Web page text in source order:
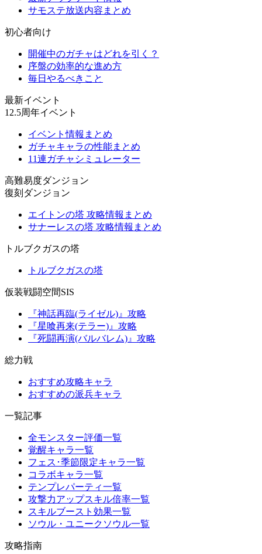
サモステ放送内容まとめ
初心者向け
開催中のガチャはどれを引く？
序盤の効率的な進め方
毎日やるべきこと
最新イベント
12.5周年イベント
イベント情報まとめ
ガチャキャラの性能まとめ
11連ガチャシミュレーター
高難易度ダンジョン
復刻ダンジョン
エイトンの塔 攻略情報まとめ
サナーレスの塔 攻略情報まとめ
トルブクガスの塔
トルブクガスの塔
仮装戦闘空間SIS
『神話再臨(ライゼル)』攻略
『星喰再来(テラー)』攻略
『死闘再演(バルバレム)』攻略
総力戦
おすすめ攻略キャラ
おすすめの派兵キャラ
一覧記事
全モンスター評価一覧
覚醒キャラ一覧
フェス･季節限定キャラ一覧
コラボキャラ一覧
テンプレパーティ一覧
攻撃力アップスキル倍率一覧
スキルブースト効果一覧
ソウル・ユニークソウル一覧
攻略指南